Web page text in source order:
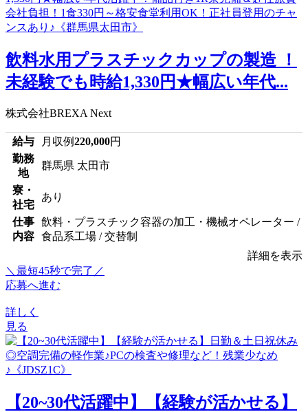
飲料水用プラスチックカップの製造 ！
未経験でも時給1,330円★幅広い年代...
株式会社BREXA Next
給与 月収例220,000円
勤務
地
群馬県 太田市
寮・
社宅
あり
仕事
内容
飲料・プラスチック容器の加工・機械オペレーター /
食品系工場 / 交替制
詳細を表示
＼最短45秒で完了／
応募へ進む
詳しく
見る
【20~30代活躍中】【経験が活かせる】